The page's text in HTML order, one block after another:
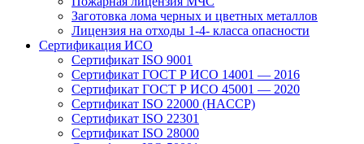
Заготовка лома черных и цветных металлов
Лицензия на отходы 1-4- класса опасности
Сертификация ИСО
Сертификат ISO 9001
Сертификат ГОСТ Р ИСО 14001 — 2016
Сертификат ГОСТ Р ИСО 45001 — 2020
Сертификат ISO 22000 (HACCP)
Сертификат ISO 22301
Сертификат ISO 28000